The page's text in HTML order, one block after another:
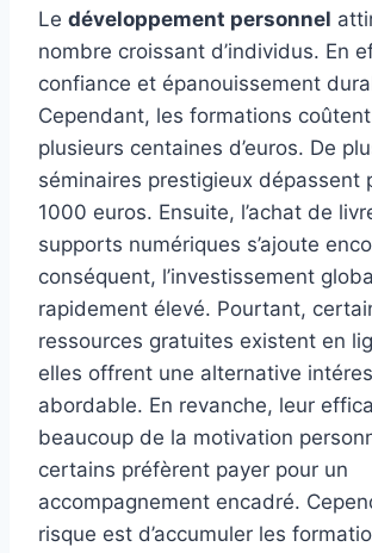
Le développement personnel
nombre croissant d’individus. En
confiance et épanouissement
Cependant, les formations
plusieurs centaines d’euros. De
séminaires prestigieux dépassent
1000 euros. Ensuite, l’achat de
supports numériques s’ajoute
conséquent, l’investissement
rapidement élevé. Pourtant,
ressources gratuites existent en
elles offrent une alternative
abordable. En revanche, leur
beaucoup de la motivation
certains préfèrent payer pour un
accompagnement encadré.
risque est d’accumuler les